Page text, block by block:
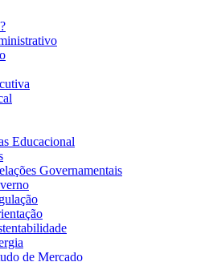
Educacional
Governamentais
de Mercado